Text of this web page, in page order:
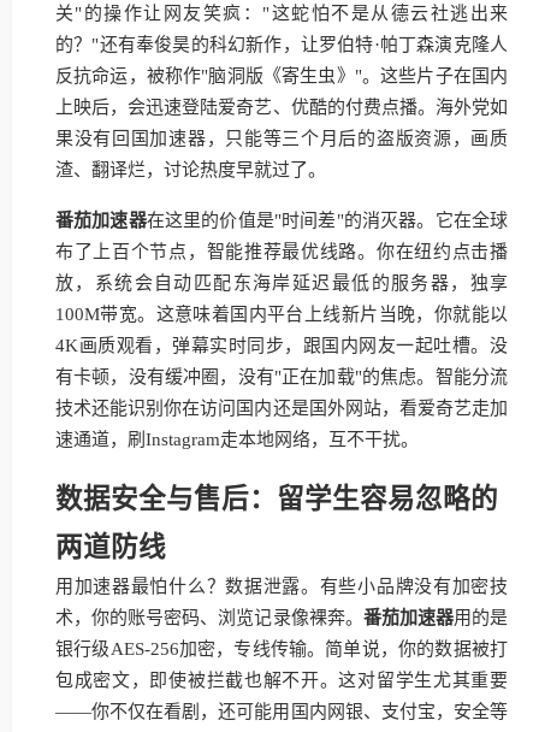
关"的操作让网友笑疯："这蛇怕不是从德云社逃出来
的？"还有奉俊昊的科幻新作，让罗伯特·帕丁森演克隆人
反抗命运，被称作"脑洞版《寄生虫》"。这些片子在国内
上映后，会迅速登陆爱奇艺、优酷的付费点播。海外党如
果没有回国加速器，只能等三个月后的盗版资源，画质
渣、翻译烂，讨论热度早就过了。
番茄加速器在这里的价值是"时间差"的消灭器。它在全球
布了上百个节点，智能推荐最优线路。你在纽约点击播
放，系统会自动匹配东海岸延迟最低的服务器，独享
100M带宽。这意味着国内平台上线新片当晚，你就能以
4K画质观看，弹幕实时同步，跟国内网友一起吐槽。没
有卡顿，没有缓冲圈，没有"正在加载"的焦虑。智能分流
技术还能识别你在访问国内还是国外网站，看爱奇艺走加
速通道，刷Instagram走本地网络，互不干扰。
数据安全与售后：留学生容易忽略的
两道防线
用加速器最怕什么？数据泄露。有些小品牌没有加密技
术，你的账号密码、浏览记录像裸奔。 番茄加速器用的是
银行级AES-256加密，专线传输。简单说，你的数据被打
包成密文，即使被拦截也解不开。这对留学生尤其重要
——你不仅在看剧，还可能用国内网银、支付宝，安全等